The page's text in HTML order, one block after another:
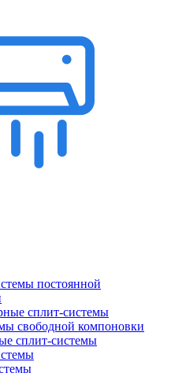
постоянной
сплит-системы
свободной компоновки
сплит-системы